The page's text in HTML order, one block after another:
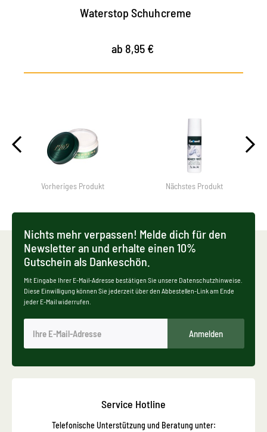
Waterstop Schuhcreme
ab 8,95 €
Vorheriges Produkt Nächstes Produkt
Nichts mehr verpassen! Melde dich für den
Newsletter an und erhalte einen 10%
Gutschein als Dankeschön.
Mit Eingabe Ihrer E-Mail-Adresse bestätigen Sie unsere Datenschutzhinweise.
Diese Einwilligung können Sie jederzeit über den Abbestellen-Link am Ende
jeder E-Mail widerrufen.
Anmelden
Service Hotline
Telefonische Unterstützung und Beratung unter: